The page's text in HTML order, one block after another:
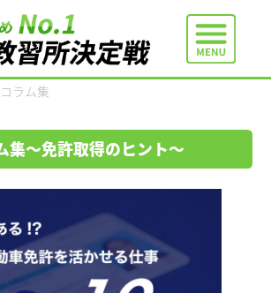
コラム集
集〜免許取得のヒント〜